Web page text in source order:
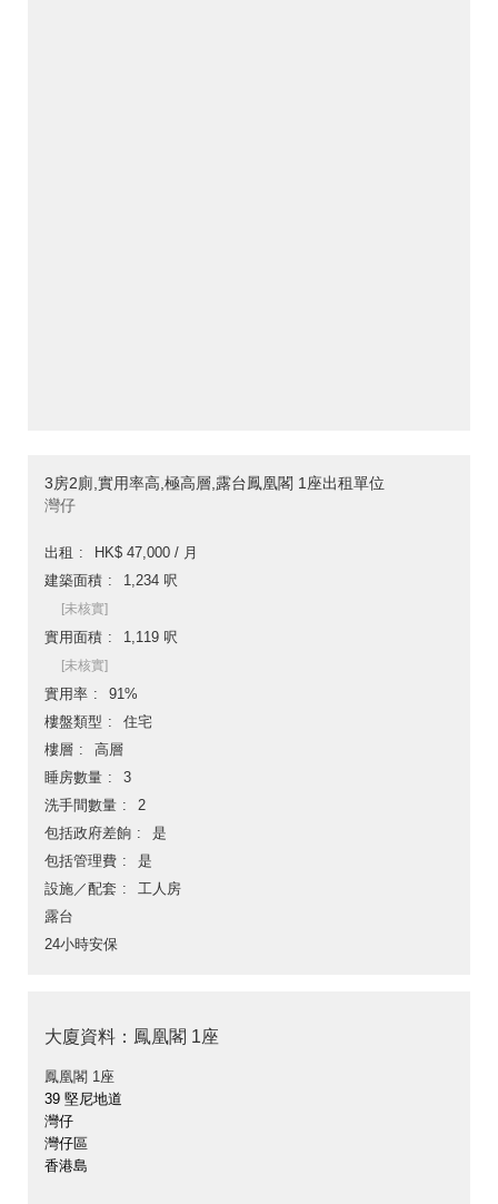
3房2廁,實用率高,極高層,露台鳳凰閣 1座出租單位
灣仔
出租
HK$ 47,000 / 月
建築面積
1,234 呎
[未核實]
實用面積 1,119 呎
[未核實]
實用率
91%
樓盤類型
住宅
樓層
高層
睡房數量
3
洗手間數量
2
包括政府差餉
是
包括管理費
是
設施／配套
工人房
露台
24小時安保
大廈資料：鳳凰閣 1座
鳳凰閣 1座
39 堅尼地道
灣仔
灣仔區
香港島